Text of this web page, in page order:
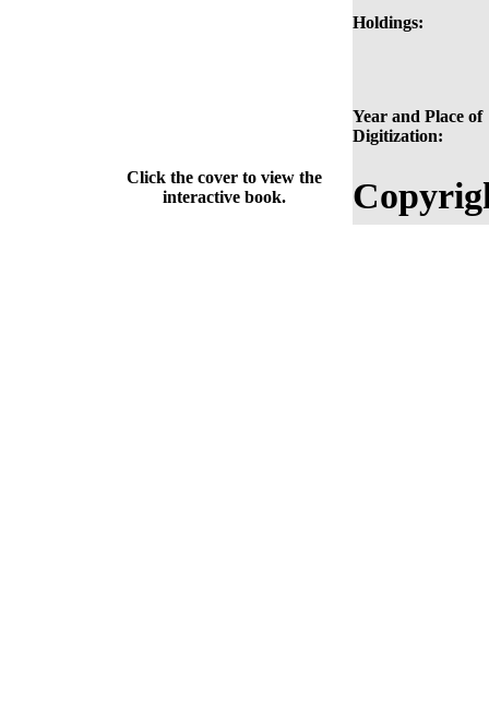
Holdings:
Year and Place of
Digitization:
Click the cover to view the
interactive book.